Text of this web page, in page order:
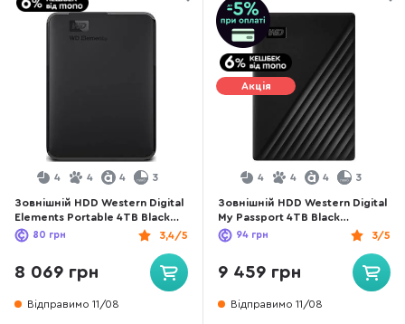
4 4 4 3
Зовнішній HDD Western Digital
Elements Portable 4TB Black
(WDBU6Y0040BBK-WESN)
3,4/5
80 грн
8 069 грн
Відправимо 11/08
Акція
4 4 4 3
Зовнішній HDD Western Digital
My Passport 4TB Black
(WDBPKJ0040BBK-WESN)
3/5
94 грн
9 459 грн
Відправимо 11/08